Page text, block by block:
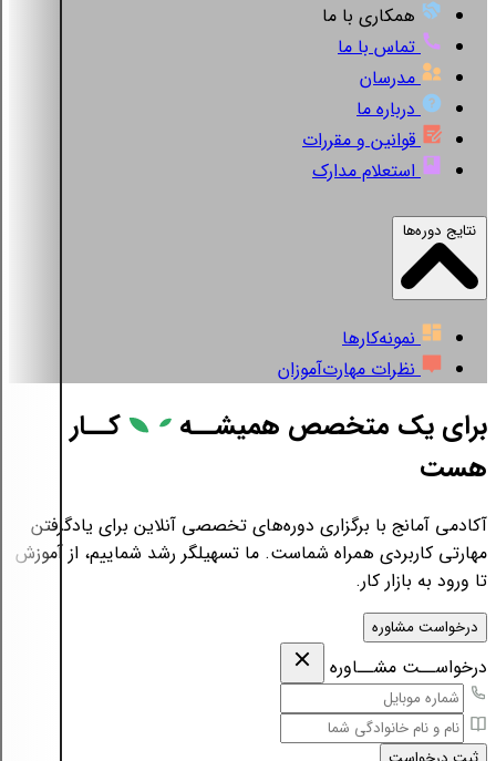
همکاری با ما
تماس با ما
مدرسان
درباره ما
قوانین و مقررات
استعلام مدارک
نتایج دوره‌ها
نمونه‌کارها
نظرات مهارت‌آموزان
برای یک متخصص همیشــه
کــار
هست
آکادمی آمانج با برگزاری دوره‌های تخصصی آنلاین برای یادگرفتن
مهارتی کاربردی همراه شماست. ما تسهیلگر رشد شماییم، از آموزش
تا ورود به بازار کار.
درخواست مشاوره
درخواســت مشــاوره